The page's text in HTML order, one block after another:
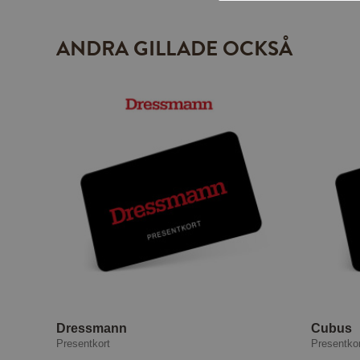
ANDRA GILLADE OCKSÅ
Dressmann
Presentkort
Cubus